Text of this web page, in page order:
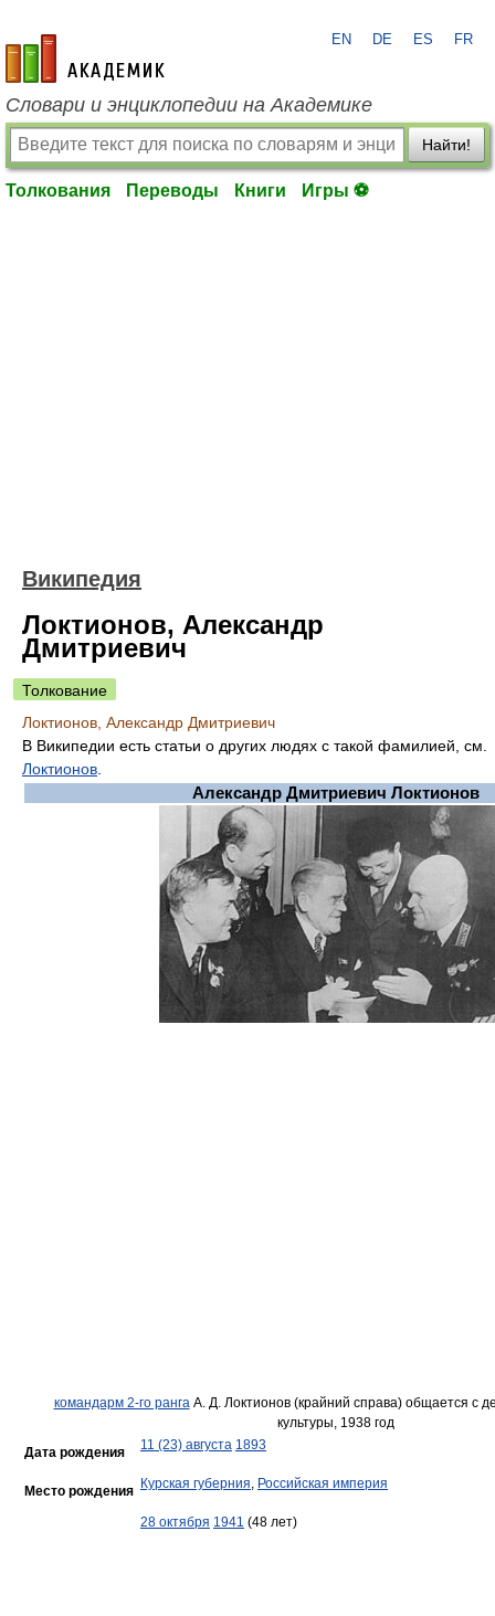
academic.ru
EN DE ES FR
Словари и энциклопедии на Академике
Найти!
Толкования Переводы Книги Игры ⚽
Википедия
Локтионов, Александр
Дмитриевич
Толкование
Локтионов, Александр Дмитриевич
В Википедии есть статьи о других людях с такой фамилией, см.
Локтионов
Александр Дмитриевич Локтионов
командарм 2-го рангаА. Д. Локтионов (крайний справа) общается с
культуры, 1938 год
Дата рождения
11 (23) августа 1893
Место рождения Курская губерния, Российская империя
28 октября 1941 (48 лет)